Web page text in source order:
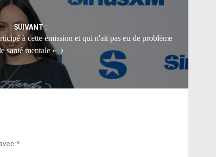
SUIVANT :
à cette émission et qui n'ait pas eu de problème
santé mentale »
*